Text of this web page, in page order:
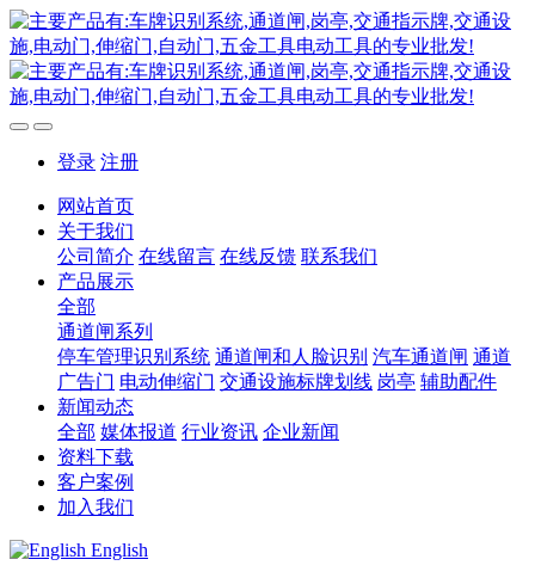
登录 注册
网站首页
关于我们
公司简介 在线留言 在线反馈 联系我们
产品展示
全部
通道闸系列
停车管理识别系统 通道闸和人脸识别 汽车通道闸 通道
广告门 电动伸缩门 交通设施标牌划线 岗亭 辅助配件
新闻动态
全部 媒体报道 行业资讯 企业新闻
资料下载
客户案例
加入我们
English